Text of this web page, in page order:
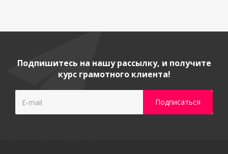
Подпишитесь на нашу рассылку, и получите
курс грамотного клиента!